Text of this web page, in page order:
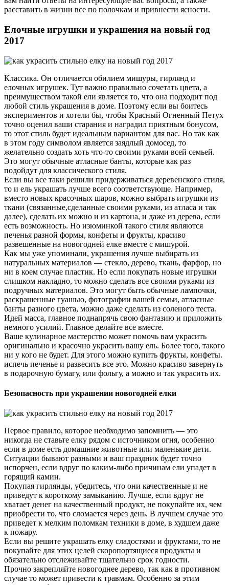
расставить в жизни все по полочкам и привнести ясности.
Елочные игрушки и украшения на новый год
2017
Классика. Он отличается обилием мишуры, гирлянд и
елочных игрушек. Тут важно правильно сочетать цвета, а
преимуществом такой ели является то, что она подходит под
любой стиль украшения в доме. Поэтому если вы боитесь
экспериментов и хотели бы, чтобы Красный Огненный Петух
точно оценил ваши старания и наградил приятным бонусом,
то этот стиль будет идеальным вариантом для вас. Но так как
в этом году символом является заядлый домосед, то
желательно создать хоть что-то своими руками всей семьей.
Это могут обычные атласные банты, которые как раз
подойдут для классического стиля.
Если вы все таки решили придерживаться деревенского стиля,
то и ель украшать лучше всего соответствующе. Например,
вместо новых красочных шаров, можно выбрать игрушки из
ткани (связанные,сделанные своими руками, из атласа и так
далее), сделать их можно и из картона, и даже из дерева, если
есть возможность. Но изюминкой такого стиля являются
печенья разной формы, конфеты и фрукты, красиво
развешенные на новогодней елке вместе с мишурой.
Как мы уже упоминали, украшения лучше выбирать из
натуральных материалов — стекло, дерево, ткань, фарфор, но
ни в коем случае пластик. Но если покупать новые игрушки
слишком накладно, то можно сделать все своими руками из
подручных материалов. Это могут быть обычные лампочки,
раскрашенные гуашью, фотографии вашей семьи, атласные
банты разного цвета, можно даже сделать из соленого теста.
Идей масса, главное поднапрячь свою фантазию и приложить
немного усилий. Главное делайте все вместе.
Ваше кулинарное мастерство может помочь вам украсить
оригинально и красочно украсить вашу ель. Более того, такого
ни у кого не будет. Для этого можно купить фрукты, конфеты.
испечь печенье и развесить все это. Можно красиво завернуть
в подарочную бумагу, или фольгу, а можно и так украсить их.
Безопасность при украшении новогодней елки
Первое правило, которое необходимо запомнить — это
никогда не ставьте елку рядом с источником огня, особенно
если в доме есть домашние животные или маленькие дети.
Ситуации бывают разными и ваш праздник будет точно
испорчен, если вдруг по каким-либо причинам ели упадет в
горящий камин.
Покупая гирлянды, убедитесь, что они качественные и не
приведут к короткому замыканию. Лучше, если вдруг не
хватает денег на качественный продукт, не покупайте их, чем
приобрести то, что сломается через день. В лучшем случае это
приведет к мелким поломкам техники в доме, в худшем даже
к пожару.
Если вы решите украшать елку сладостями и фруктами, то не
покупайте для этих целей скоропортящиеся продукты и
обязательно отслеживайте тщательно срок годности.
Прочно закрепляйте новогоднее дерево, так как в противном
случае то может привести к травмам. Особенно за этим